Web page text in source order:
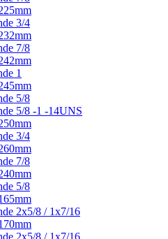
3/4
7/8
1
5/8
5/8 -1 -14UNS
3/4
7/8
5/8
2x5/8 / 1x7/16
2x5/8 / 1x7/16